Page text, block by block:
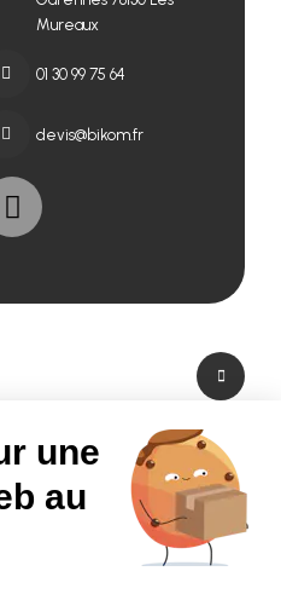
Mureaux
01 30 99 75 64
devis@bikom.fr
de stand modulaire, Bikom est situé
peine à 20 mn de Paris La Défense,
Proposant une large gamme
graphique à la fabrication en passant